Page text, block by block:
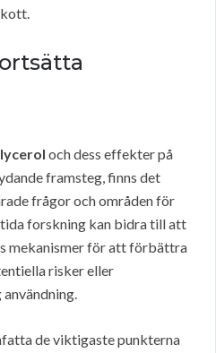
och dess effekter på
framsteg, finns det
frågor och områden för
forskning kan bidra till att
s mekanismer för att förbättra
risker eller
de viktigaste punkterna